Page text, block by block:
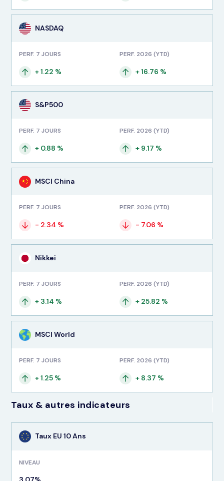
NASDAQ
PERF. 7 JOURS PERF. 2026 (YTD)
+ 1.22 % + 16.76 %
S&P500
PERF. 7 JOURS PERF. 2026 (YTD)
+ 0.88 % + 9.17 %
MSCI China
PERF. 7 JOURS PERF. 2026 (YTD)
- 2.34 % - 7.06 %
Nikkei
PERF. 7 JOURS PERF. 2026 (YTD)
+ 3.14 % + 25.82 %
MSCI World
PERF. 7 JOURS PERF. 2026 (YTD)
+ 1.25 % + 8.37 %
Taux & autres indicateurs
Taux EU 10 Ans
NIVEAU